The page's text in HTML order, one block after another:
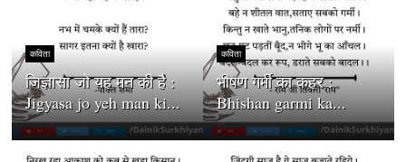
कविता
जिज्ञासा जो यह मन की है :
Jigyasa jo yeh man ki...
कविता
भीषण गर्मी का कहर :
Bhishan garmi ka...